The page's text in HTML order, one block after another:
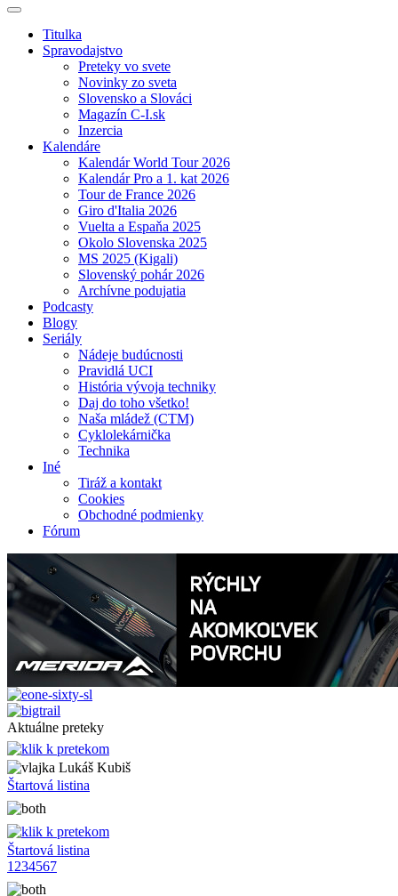
Titulka
Spravodajstvo
Preteky vo svete
Novinky zo sveta
Slovensko a Slováci
Magazín C-I.sk
Inzercia
Kalendáre
Kalendár World Tour 2026
Kalendár Pro a 1. kat 2026
Tour de France 2026
Giro d'Italia 2026
Vuelta a Espaňa 2025
Okolo Slovenska 2025
MS 2025 (Kigali)
Slovenský pohár 2026
Archívne podujatia
Podcasty
Blogy
Seriály
Nádeje budúcnosti
Pravidlá UCI
História vývoja techniky
Daj do toho všetko!
Naša mládež (CTM)
Cyklolekárnička
Technika
Iné
Tiráž a kontakt
Cookies
Obchodné podmienky
Fórum
Aktuálne preteky
Lukáš Kubiš
Štartová listina
Štartová listina
1 234567